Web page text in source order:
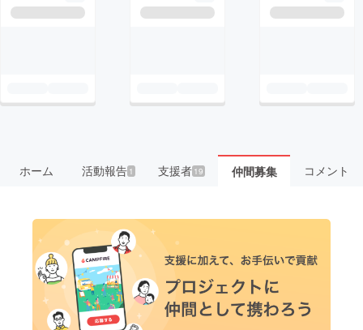
ホーム 活動報告1 支援者 19 仲間募集 コメント